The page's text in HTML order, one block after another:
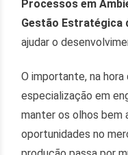
Processos em
Gestão Estratégica
ajudar o
O importante, na
especialização em
manter os olhos bem
oportunidades no